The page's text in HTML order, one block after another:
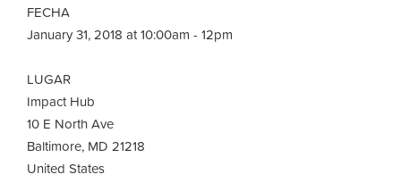
FECHA
January 31, 2018 at 10:00am - 12pm
LUGAR
Impact Hub
10 E North Ave
Baltimore, MD 21218
United States